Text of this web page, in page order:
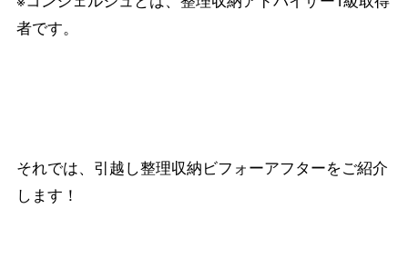
者です。
それでは、引越し整理収納ビフォーアフターをご紹介
します！